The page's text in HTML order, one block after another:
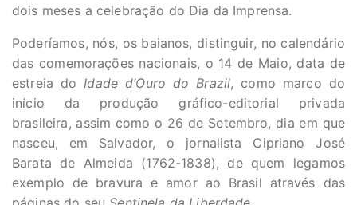
dois meses a celebração do Dia da Imprensa.
Poderíamos, nós, os baianos, distinguir, no calendário
das comemorações nacionais, o 14 de Maio, data de
estreia doIdade d’Ouro do Brazil, como marco do
início da produção gráfico-editorial privada
brasileira, assim como o 26 de Setembro, dia em que
nasceu, em Salvador, o jornalista Cipriano José
Barata de Almeida (1762-1838), de quem legamos
exemplo de bravura e amor ao Brasil através das